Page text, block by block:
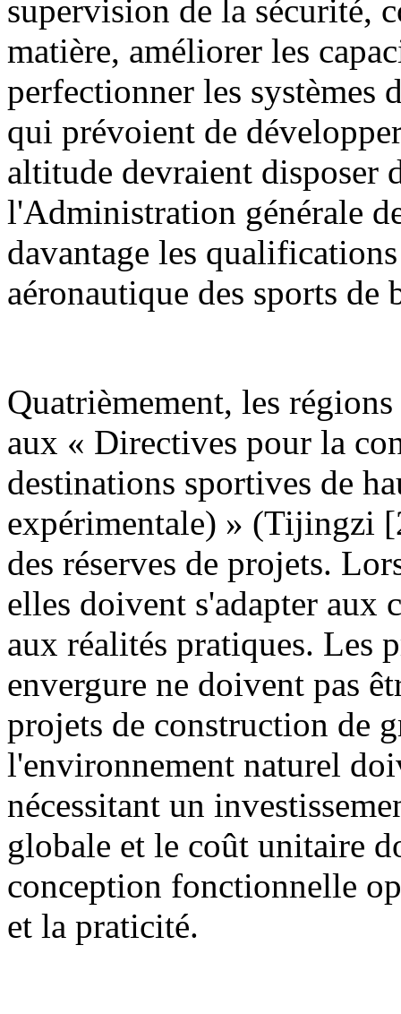
supervision de la sécurité,
matière, améliorer les
perfectionner les systèmes
qui prévoient de
altitude devraient disposer
l'Administration générale
davantage les
aéronautique des sports de
Quatrièmement, les
aux « Directives pour la
destinations sportives de
expérimentale) » (Tijingzi
des réserves de projets.
elles doivent s'adapter aux
aux réalités pratiques. Les
envergure ne doivent pas
projets de construction de
l'environnement naturel
nécessitant un
globale et le coût unitaire
conception fonctionnelle
et la praticité.